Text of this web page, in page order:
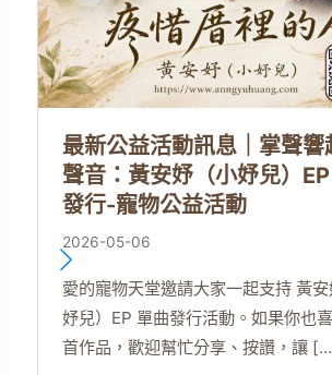
最新公益活動訊息｜掌聲響
聲音：黃安妤（小妤兒）
發行-寵物公益活動
2026-05-06
愛的寵物天堂邀請大家一起支持 黃
妤兒）EP 單曲發行活動。如果你也
首作品，歡迎幫忙分享、按讚，讓